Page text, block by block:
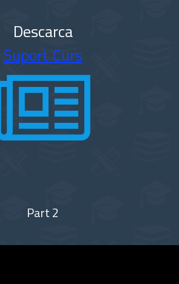
Descarca
Suport Curs
Part 2